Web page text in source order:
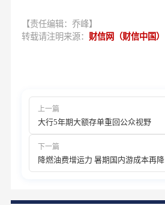
【责任编辑：乔峰】
转载请注明来源： 财信网（财信中国）
上一篇
大行5年期大额存单重回公众视野
下一篇
降燃油费增运力 暑期国内游成本再降